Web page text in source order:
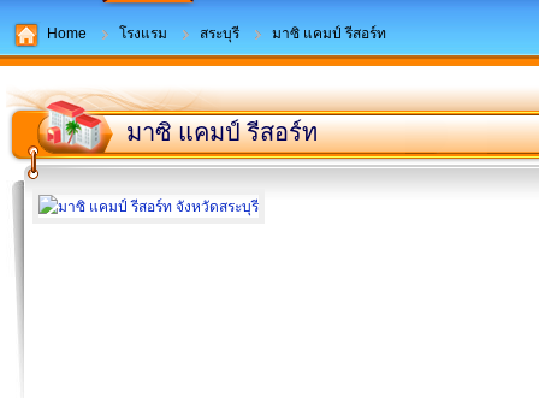
Home โรงแรม สระบุรี มาซิ แคมป์ รีสอร์ท
มาซิ แคมป์ รีสอร์ท